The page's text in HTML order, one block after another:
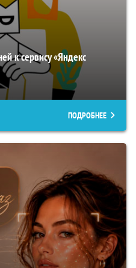
к сервису «Яндекс
ПОДРОБНЕЕ